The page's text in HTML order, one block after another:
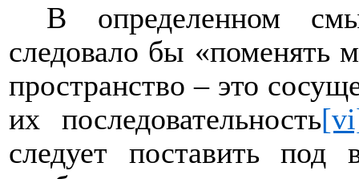
В определенном
следовало бы «поменять
пространство – это
их последовательность
следует поставить под